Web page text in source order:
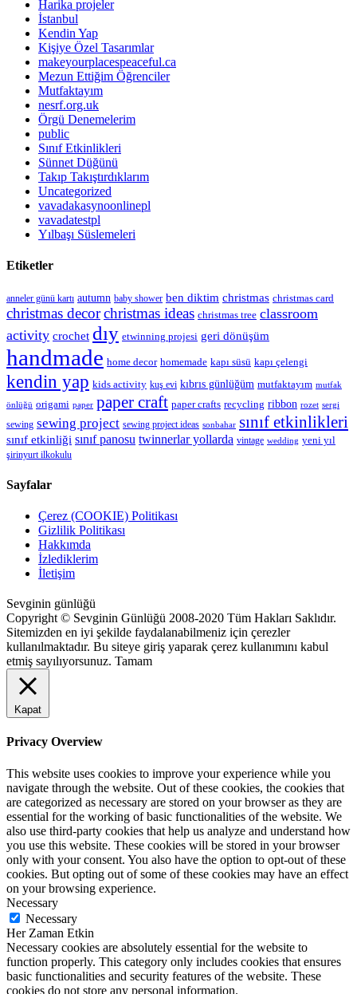
Harika projeler
İstanbul
Kendin Yap
Kişiye Özel Tasarımlar
makeyourplacespeaceful.ca
Mezun Ettiğim Öğrenciler
Mutfaktayım
nesrf.org.uk
Örgü Denemelerim
public
Sınıf Etkinlikleri
Sünnet Düğünü
Takıp Takıştırdıklarım
Uncategorized
vavadakasynoonlinepl
vavadatestpl
Yılbaşı Süslemeleri
Etiketler
anneler günü kartı autumn baby shower ben diktim christmas christmas card
christmas decorchristmas ideas christmas tree classroom
activity crochet dıy etwinning projesi geri dönüşüm
handmade home decor homemade kapı süsü kapı çelengi
kendin yap kids activity kuş evi kıbrıs günlüğüm mutfaktayım mutfak
önlüğü origami paper paper craft paper crafts recycling ribbon rozet sergi
sewing sewing project sewing project ideas sonbahar sınıf etkinlikleri
sınıf etkinliği sınıf panosu twinnerlar yollarda vintage wedding yeni yıl
şirinyurt ilkokulu
Sayfalar
Çerez (COOKIE) Politikası
Gizlilik Politikası
Hakkımda
İzlediklerim
İletişim
Sevginin günlüğü
Copyright © Sevginin Günlüğü 2008-2020 Tüm Hakları Saklıdır.
Sitemizden en iyi şekilde faydalanabilmeniz için çerezler
kullanılmaktadır. Bu siteye giriş yaparak çerez kullanımını kabul
etmiş sayılıyorsunuz. Tamam
Kapat
Privacy Overview
This website uses cookies to improve your experience while you
navigate through the website. Out of these cookies, the cookies that
are categorized as necessary are stored on your browser as they are
essential for the working of basic functionalities of the website. We
also use third-party cookies that help us analyze and understand how
you use this website. These cookies will be stored in your browser
only with your consent. You also have the option to opt-out of these
cookies. But opting out of some of these cookies may have an effect
on your browsing experience.
Necessary
Necessary
Her Zaman Etkin
Necessary cookies are absolutely essential for the website to
function properly. This category only includes cookies that ensures
basic functionalities and security features of the website. These
cookies do not store any personal information.